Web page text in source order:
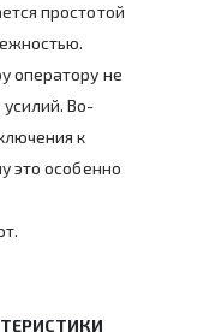
простотой
оператору не
Во-
к
это особенно